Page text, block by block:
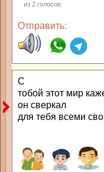
из 2 голосов
Отправить:
С
тобой этот мир
он сверкал
для тебя всеми